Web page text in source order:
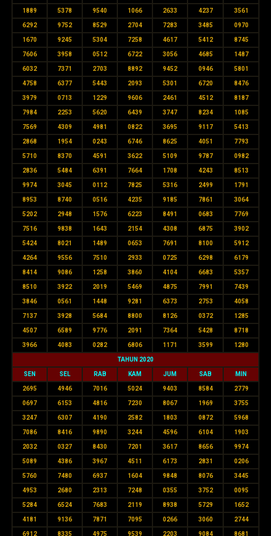
1889 5378 9540 1066 2633 4237 3561
6292 9752 8529 2704 7283 3485 0970
1670 9245 5304 7258 4617 5412 8745
7606 3958 0512 6722 3056 4685 1487
6032 7371 2703 8892 9452 0946 5801
4758 6377 5443 2093 5301 6720 8476
3979 0713 1229 9606 2461 4512 8187
7984 2253 5620 6439 3747 8234 1085
7569 4309 4981 0822 3695 9117 5413
2868 1954 0243 6746 8625 4051 7793
5710 8370 4591 3622 5109 9787 0982
2836 5484 6391 7664 1708 4243 8513
9974 3045 0112 7825 5316 2499 1791
8953 8740 0516 4235 9185 7861 3064
5202 2948 1576 6223 8491 0683 7769
7516 9838 1643 2154 4308 6875 3902
5424 8021 1489 0653 7691 8100 5912
4264 9556 7510 2933 0725 6298 6179
8414 9086 1258 3860 4104 6683 5357
8510 3922 2019 5469 4875 7991 7439
3846 0561 1448 9281 6373 2753 4058
7137 3928 5684 8800 8126 0372 1285
4507 6589 9776 2091 7364 5428 8718
3966 4083 0282 6806 1171 3599 1280
TAHUN 2020
SEN SEL RAB KAM JUM SAB MIN
2695 4946 7016 5024 9403 8584 2779
0697 6153 4816 7230 8067 1969 3755
3247 6307 4190 2582 1803 0872 5968
7086 8416 9890 3244 4596 6104 1903
2032 0327 8430 7201 3617 8656 9974
5089 4386 3967 4511 6173 2831 0206
5760 7480 6937 1604 9848 8076 3445
4953 2680 2313 7248 0355 3752 0095
5284 6524 7683 2119 8938 5729 1652
4181 9136 7871 7095 0266 3060 2744
6912 8335 4975 9539 2203 9084 8681